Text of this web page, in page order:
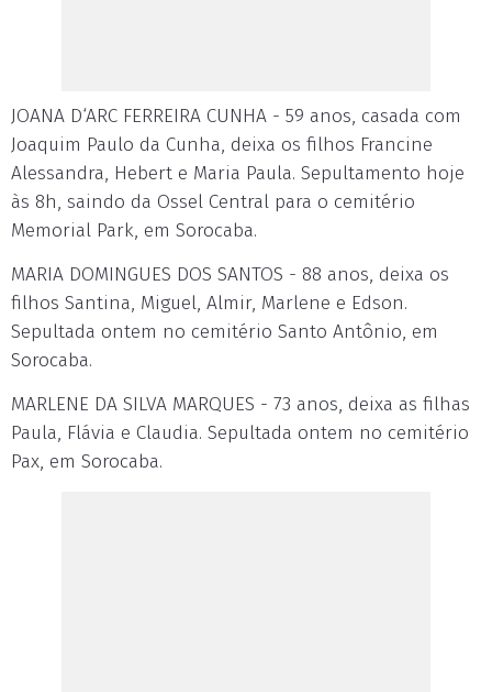
JOANA D‘ARC FERREIRA CUNHA - 59 anos, casada com
Joaquim Paulo da Cunha, deixa os filhos Francine
Alessandra, Hebert e Maria Paula. Sepultamento hoje
às 8h, saindo da Ossel Central para o cemitério
Memorial Park, em Sorocaba.
MARIA DOMINGUES DOS SANTOS - 88 anos, deixa os
filhos Santina, Miguel, Almir, Marlene e Edson.
Sepultada ontem no cemitério Santo Antônio, em
Sorocaba.
MARLENE DA SILVA MARQUES - 73 anos, deixa as filhas
Paula, Flávia e Claudia. Sepultada ontem no cemitério
Pax, em Sorocaba.